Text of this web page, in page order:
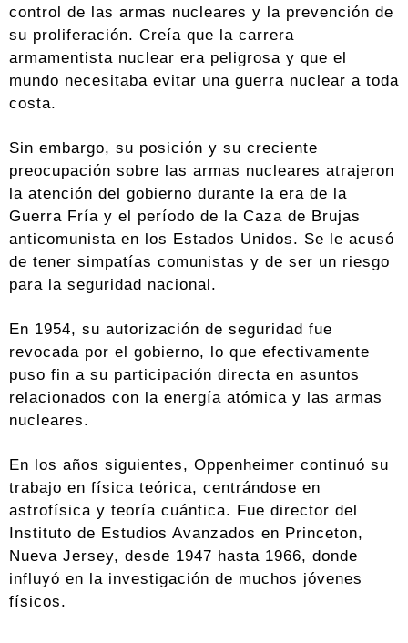
control de las armas nucleares y la prevención de
su proliferación. Creía que la carrera
armamentista nuclear era peligrosa y que el
mundo necesitaba evitar una guerra nuclear a toda
costa.
Sin embargo, su posición y su creciente
preocupación sobre las armas nucleares atrajeron
la atención del gobierno durante la era de la
Guerra Fría y el período de la Caza de Brujas
anticomunista en los Estados Unidos. Se le acusó
de tener simpatías comunistas y de ser un riesgo
para la seguridad nacional.
En 1954, su autorización de seguridad fue
revocada por el gobierno, lo que efectivamente
puso fin a su participación directa en asuntos
relacionados con la energía atómica y las armas
nucleares.
En los años siguientes, Oppenheimer continuó su
trabajo en física teórica, centrándose en
astrofísica y teoría cuántica. Fue director del
Instituto de Estudios Avanzados en Princeton,
Nueva Jersey, desde 1947 hasta 1966, donde
influyó en la investigación de muchos jóvenes
físicos.